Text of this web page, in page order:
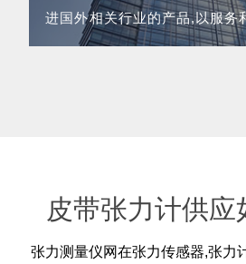
进国外相关行业的产品,以服务
业用的生产经营保驾护航...
皮带张力计供应
张力测量仪网在张力传感器,张力